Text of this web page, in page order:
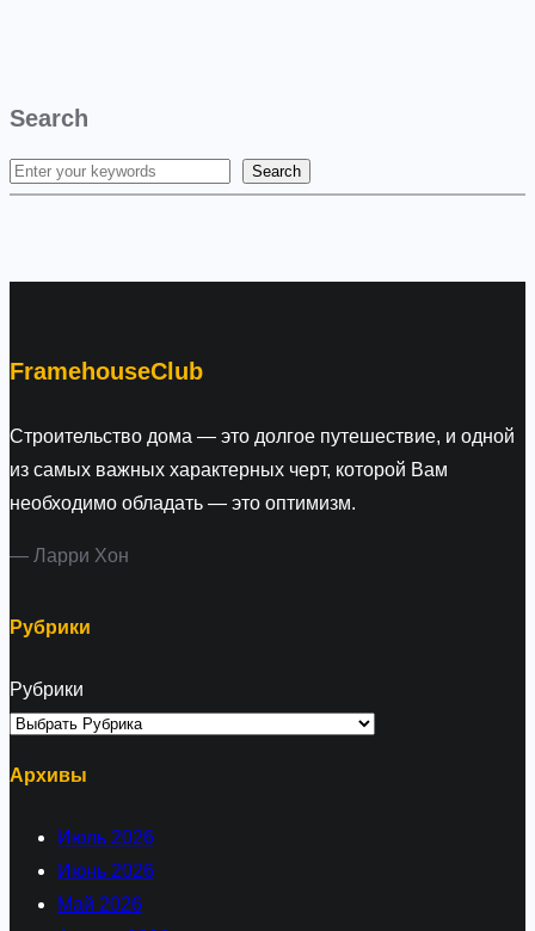
Search
S
Search
FramehouseClub
Строительство дома — это долгое путешествие, и одной
из самых важных характерных черт, которой Вам
необходимо обладать — это оптимизм.
— Ларри Хон
Рубрики
Рубрики
Архивы
Июль 2026
Июнь 2026
Май 2026